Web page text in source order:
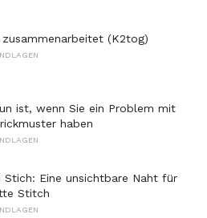
zusammenarbeitet (K2tog)
ist, wenn Sie ein Problem mit
haben
Stich: Eine unsichtbare Naht für
Stitch